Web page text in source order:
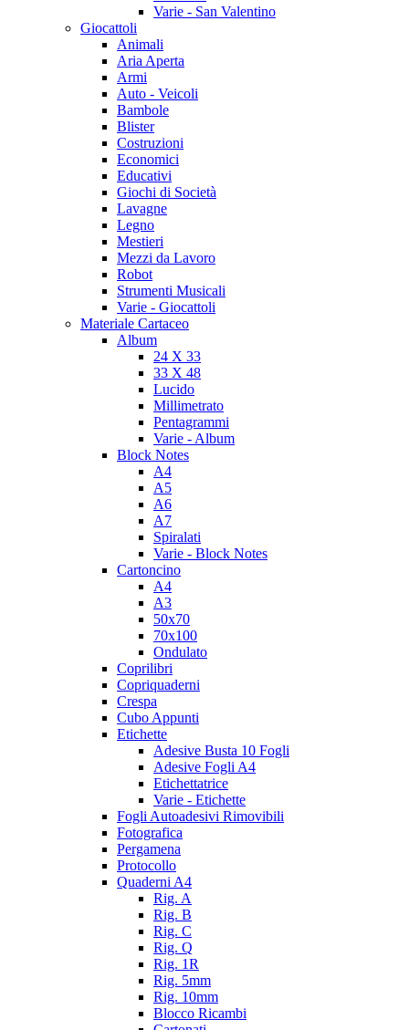
Varie - San Valentino
Giocattoli
Animali
Aria Aperta
Armi
Auto - Veicoli
Bambole
Blister
Costruzioni
Economici
Educativi
Giochi di Società
Lavagne
Legno
Mestieri
Mezzi da Lavoro
Robot
Strumenti Musicali
Varie - Giocattoli
Materiale Cartaceo
Album
24 X 33
33 X 48
Lucido
Millimetrato
Pentagrammi
Varie - Album
Block Notes
A4
A5
A6
A7
Spiralati
Varie - Block Notes
Cartoncino
A4
A3
50x70
70x100
Ondulato
Coprilibri
Copriquaderni
Crespa
Cubo Appunti
Etichette
Adesive Busta 10 Fogli
Adesive Fogli A4
Etichettatrice
Varie - Etichette
Fogli Autoadesivi Rimovibili
Fotografica
Pergamena
Protocollo
Quaderni A4
Rig. A
Rig. B
Rig. C
Rig. Q
Rig. 1R
Rig. 5mm
Rig. 10mm
Blocco Ricambi